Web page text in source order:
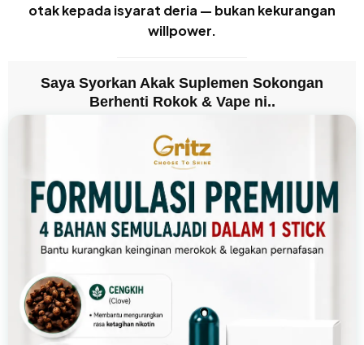
otak kepada isyarat deria — bukan kekurangan
willpower.
Saya Syorkan Akak Suplemen Sokongan
Berhenti Rokok & Vape ni..